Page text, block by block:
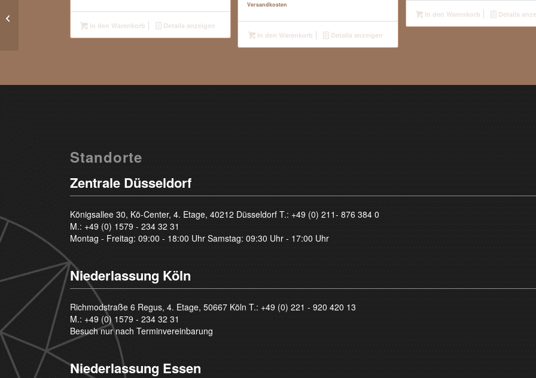
In den Warenkorb Details anzeigen
Versandkosten
In den Warenkorb Details anzeigen
In den Warenkorb Details
Standorte
Zentrale Düsseldorf
Königsallee 30, Kö-Center, 4. Etage, 40212 Düsseldorf T.: +49 (0) 211- 876 384 0
M.: +49 (0) 1579 - 234 32 31
Montag - Freitag: 09:00 - 18:00 Uhr Samstag: 09:30 Uhr - 17:00 Uhr
Niederlassung Köln
Richmodstraße 6 Regus, 4. Etage, 50667 Köln T.: +49 (0) 221 - 920 420 13
M.: +49 (0) 1579 - 234 32 31
Besuch nur nach Terminvereinbarung
Niederlassung Essen
0.53 Carat – River E –